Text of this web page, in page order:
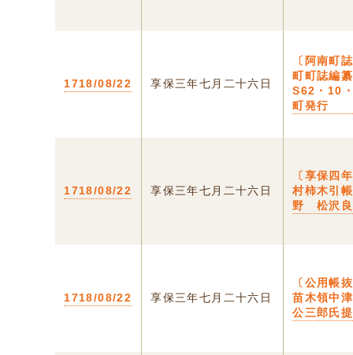
1718/08/22 享保三年七月二十六日
〔阿南町
町町誌編
S62・10
町発行
1718/08/22 享保三年七月二十六日
〔享保四
村柿木引
野 松沢良
1718/08/22 享保三年七月二十六日
〔公用帳
苗木領中
公三郎氏